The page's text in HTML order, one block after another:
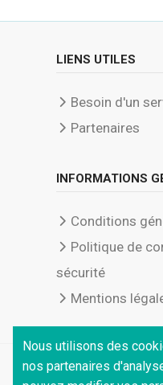
LIENS UTILES
Besoin d'un
Partenaires
INFORMATIONS
Conditions
Politique de
sécurité
Mentions
Nous utilisons des
nos partenaires